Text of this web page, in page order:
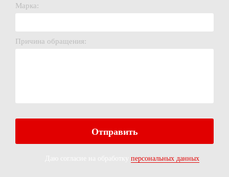
Марка:
Причина обращения:
персональных данных